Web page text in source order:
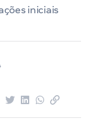
iniciais